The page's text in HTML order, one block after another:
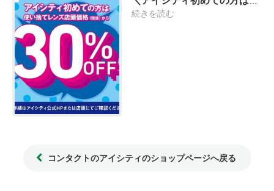
続きを読む
コンタクトのアイシティのショップページへ戻る